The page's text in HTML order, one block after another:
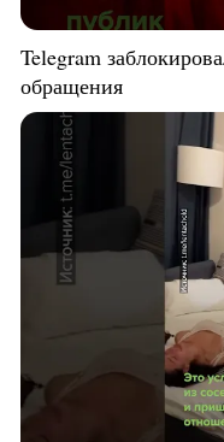
Telegram
обращения